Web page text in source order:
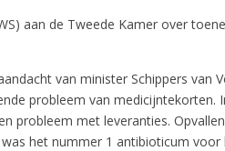
aan de Tweede Kamer over
van minister Schippers van
probleem van medicijntekorten.
probleem met leveranties.
het nummer 1 antibioticum